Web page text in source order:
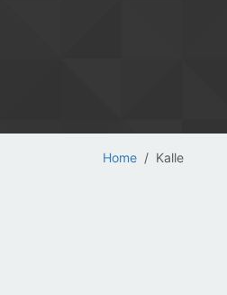
Home Kalle